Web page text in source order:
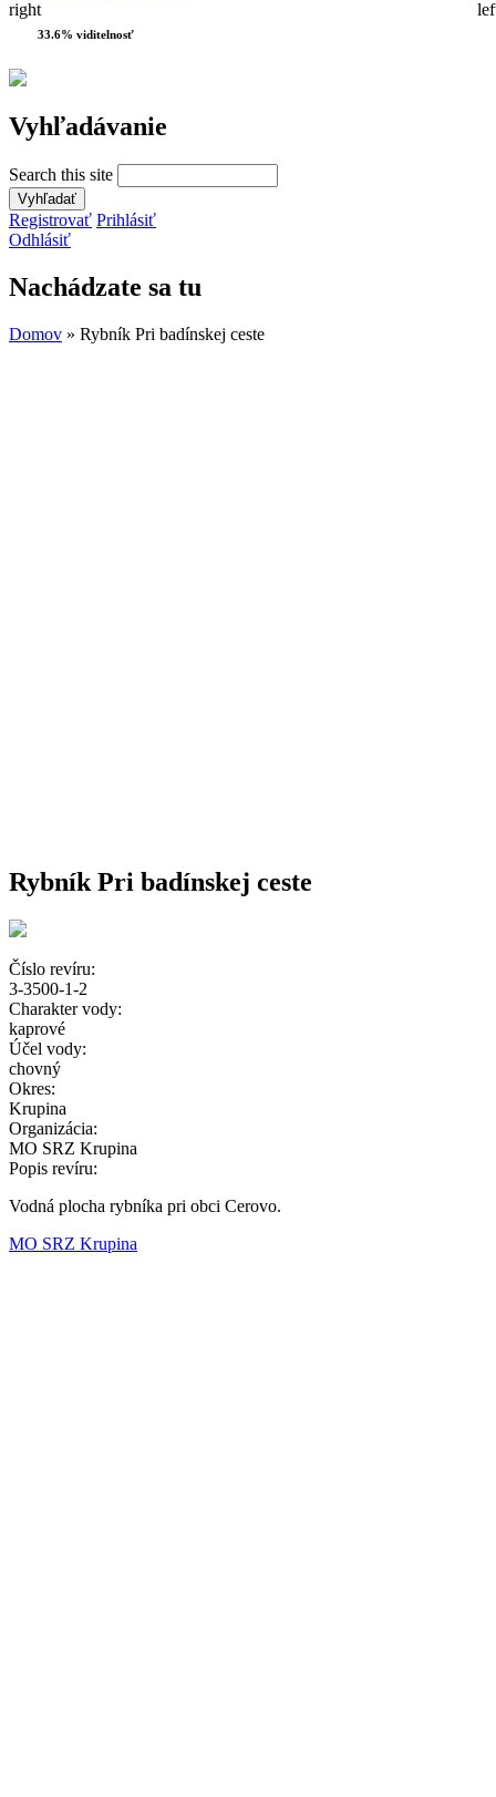
33.6% viditelnosť
Vyhľadávanie
Search this site
Registrovať Prihlásiť
Odhlásiť
Nachádzate sa tu
Domov » Rybník Pri badínskej ceste
Rybník Pri badínskej ceste
Číslo revíru:
3-3500-1-2
Charakter vody:
kaprové
Účel vody:
chovný
Okres:
Krupina
Organizácia:
MO SRZ Krupina
Popis revíru:
Vodná plocha rybníka pri obci Cerovo.
MO SRZ Krupina